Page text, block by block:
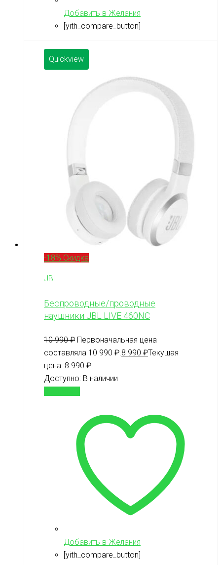
Добавить в Желания
[yith_compare_button]
Quickview
-18% Скидка
JBL
Беспроводные/проводные
наушники JBL LIVE 460NC
10 990₽ Первоначальная цена
составляла 10 990 ₽.8 990 ₽Текущая
цена: 8 990 ₽.
Доступно: В наличии
Добавить в Желания
[yith_compare_button]